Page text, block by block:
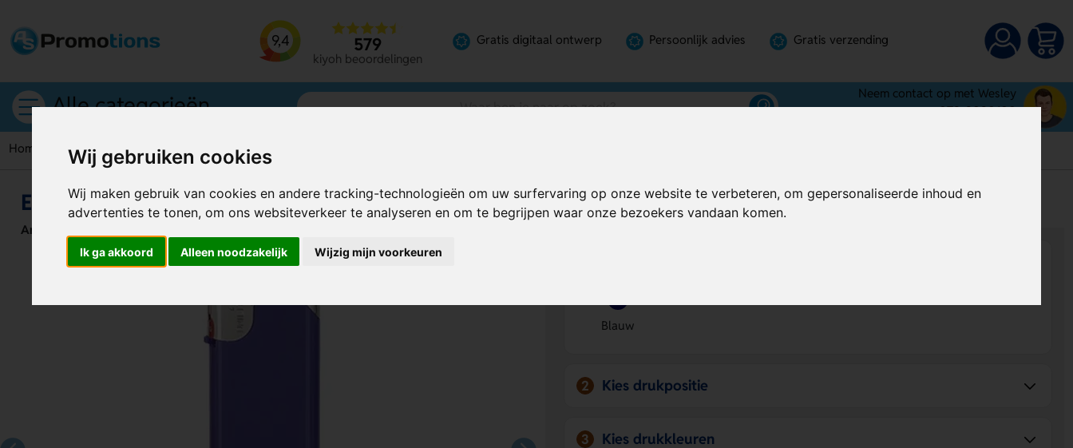
Wij gebruiken cookies
Wij maken gebruik van cookies en andere tracking-technologieën om uw surfervaring op onze website te verbeteren, om gepersonaliseerde inhoud en
advertenties te tonen, om ons websiteverkeer te analyseren en om te begrijpen waar onze bezoekers vandaan komen.
Ik ga akkoord Alleen noodzakelijk Wijzig mijn voorkeuren
9,4 579
kiyoh beoordelingen
Gratis digitaal ontwerp Persoonlijk advies Gratis verzending
Alle categorieën
Neem contact op met Wesley
072-3030100
Home Aanstekers Elektronische Navulbare Slider Aansteker HC
Elektronische Navulbare Slider Aansteker HC
Artikelnummer:
Bereken mijn prijs Al vanaf€ 0,35 per stuk (excl. BTW)
Blauw
2 Kies drukpositie
3 Kies drukkleuren